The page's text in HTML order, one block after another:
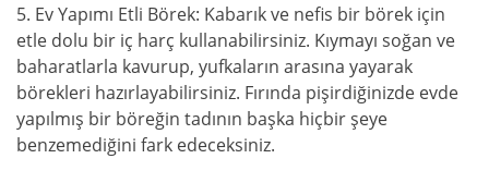
5. Ev Yapımı Etli Börek: Kabarık ve nefis bir börek için
etle dolu bir iç harç kullanabilirsiniz. Kıymayı soğan ve
baharatlarla kavurup, yufkaların arasına yayarak
börekleri hazırlayabilirsiniz. Fırında pişirdiğinizde evde
yapılmış bir böreğin tadının başka hiçbir şeye
benzemediğini fark edeceksiniz.